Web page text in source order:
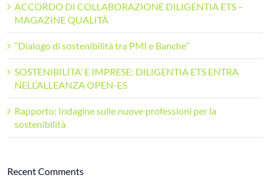
ACCORDO DI COLLABORAZIONE DILIGENTIA ETS –
MAGAZINE QUALITÀ
“Dialogo di sostenibilità tra PMI e Banche”
SOSTENIBILITA’ E IMPRESE: DILIGENTIA ETS ENTRA
NELL’ALLEANZA OPEN-ES
Rapporto: Indagine sulle nuove professioni per la
sostenibilità
Recent Comments